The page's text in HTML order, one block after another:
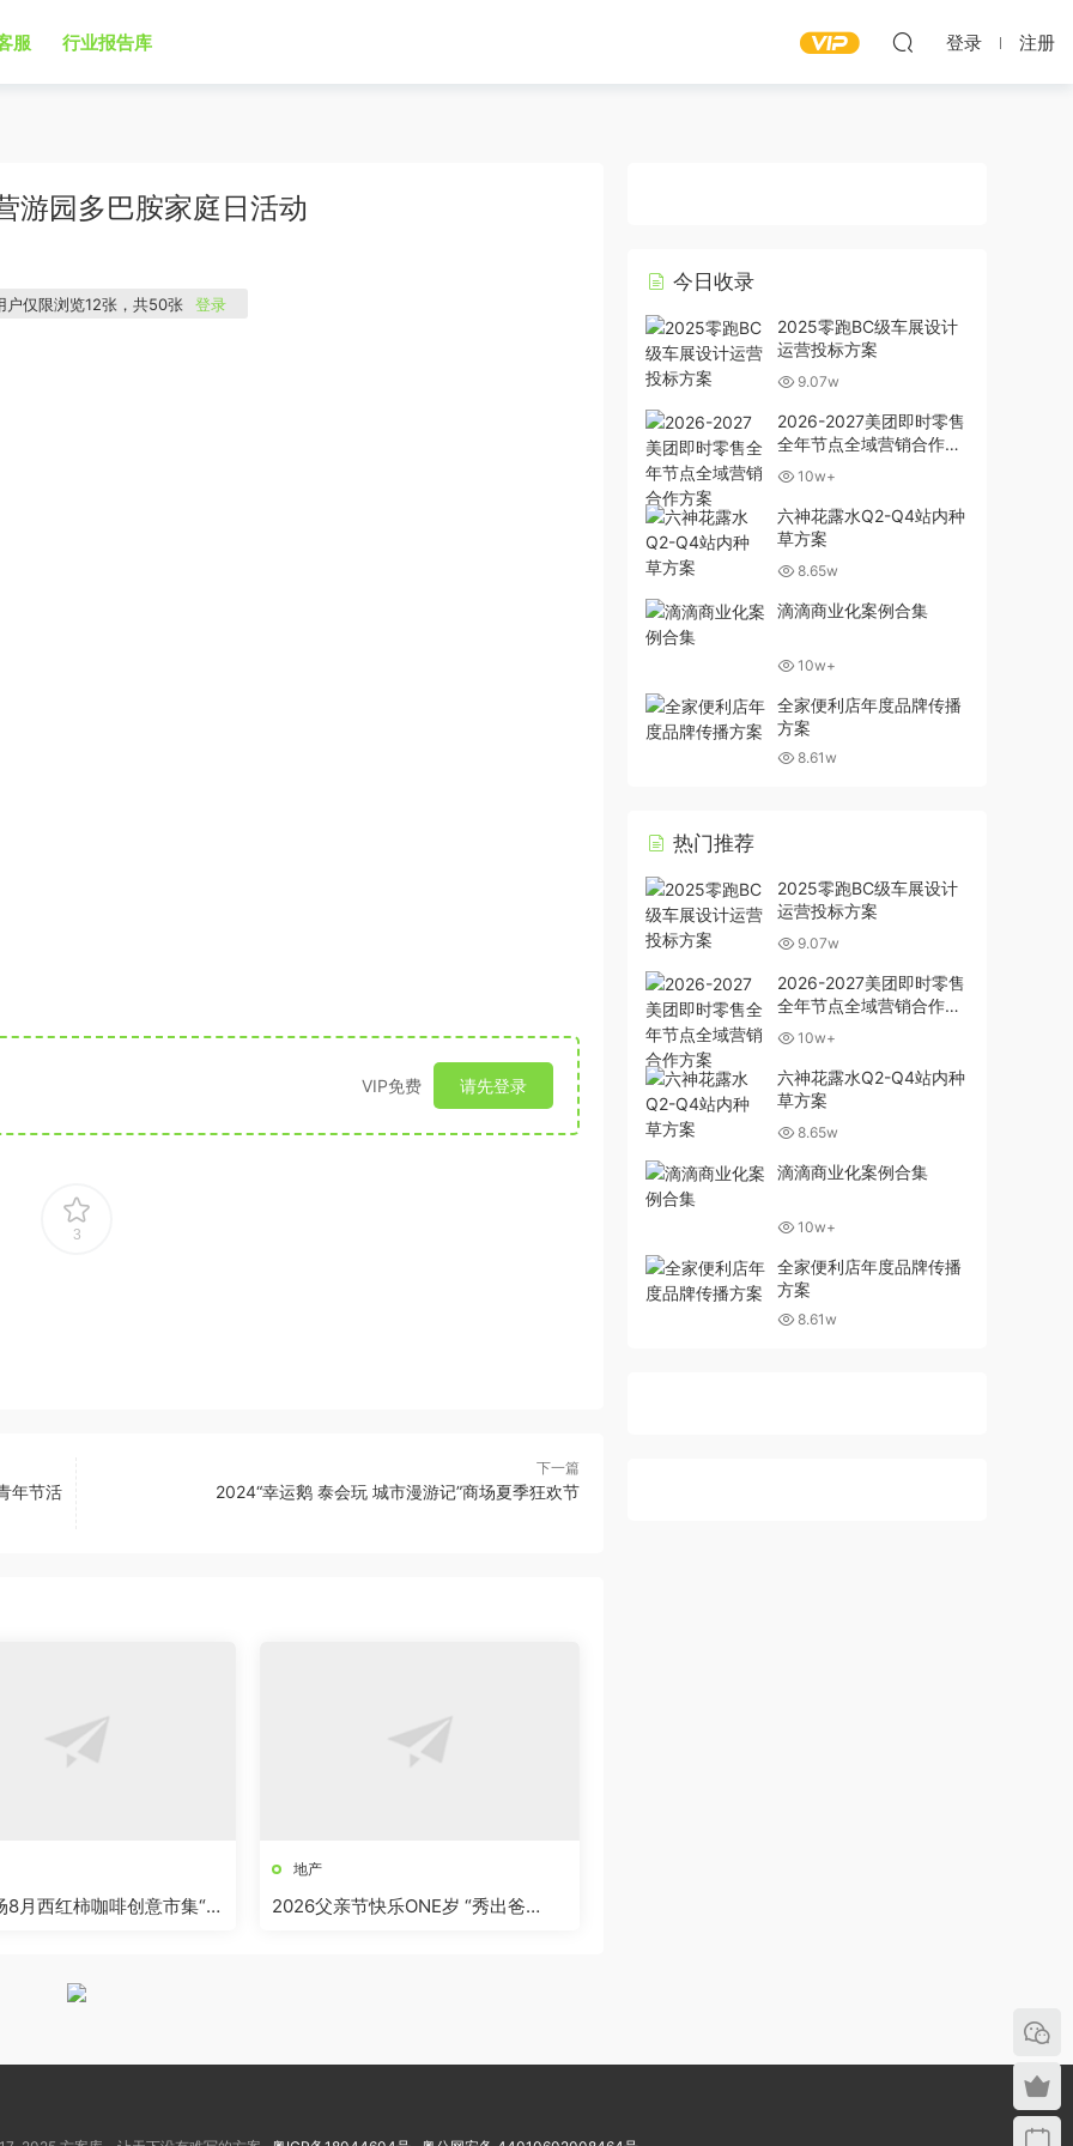
服 行业报告库 登录 注册
游园多巴胺家庭日活动
户仅限浏览12张，共50张 登录
VIP免费 请先登录
3
年节活
下一篇
2024“幸运鹅 泰会玩 城市漫游记”商场夏季狂欢节
月西红柿咖啡创意市集“柿
地产
2026父亲节快乐ONE岁 “秀出爸
今日收录
2025零跑BC级车展设计
运营投标方案
9.07w
2026-2027美团即时零售
全年节点全域营销合作方
案 10w+
六神花露水Q2-Q4站内种
草方案
8.65w
滴滴商业化案例合集
10w+
全家便利店年度品牌传播
方案
8.61w
热门推荐
2025零跑BC级车展设计
运营投标方案
9.07w
2026-2027美团即时零售
全年节点全域营销合作方
案 10w+
六神花露水Q2-Q4站内种
草方案
8.65w
滴滴商业化案例合集
10w+
全家便利店年度品牌传播
方案
8.61w